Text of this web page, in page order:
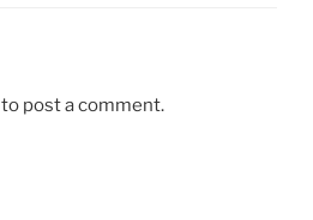
to post a comment.